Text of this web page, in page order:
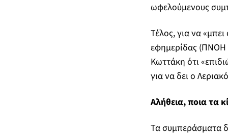
ωφελούμενους
Τέλος, για να
εφημερίδας (ΠΝΟΗ
Κωττάκη ότι
για να δει ο
Αλήθεια, ποια τα
Τα συμπεράσματα